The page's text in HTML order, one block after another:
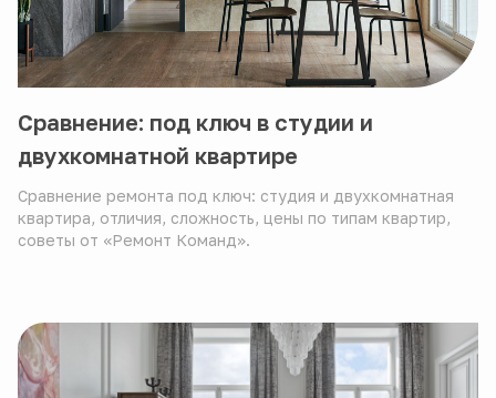
Сравнение: под ключ в студии и
двухкомнатной квартире
Сравнение ремонта под ключ: студия и двухкомнатная
квартира, отличия, сложность, цены по типам квартир,
советы от «Ремонт Команд».